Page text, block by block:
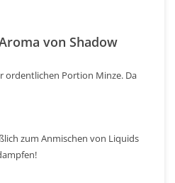
von Shadow
ordentlichen Portion Minze. Da
zum Anmischen von Liquids